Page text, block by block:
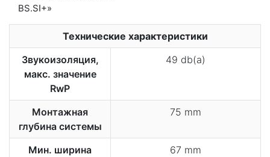
Технические характеристики
Звукоизоляция,
макс. значение
RwP
49 db(a)
Монтажная
глубина системы
75 mm
Мин. ширина
67 mm